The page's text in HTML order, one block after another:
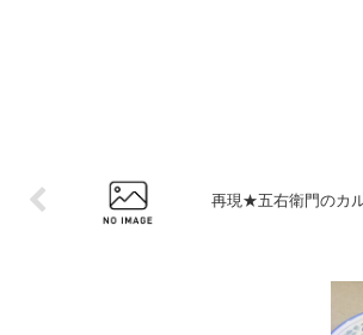
再現★五右衛門のカ